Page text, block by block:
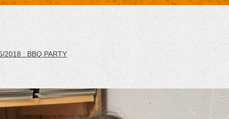
2018 : BBQ PARTY